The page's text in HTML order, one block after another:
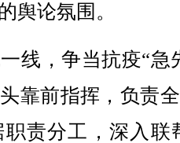
舆论氛围。
，争当抗疫“急
靠前指挥，负责
责分工，深入联